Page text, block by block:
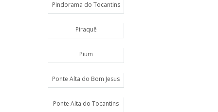
Pindorama do Tocantins
Piraquê
Pium
Ponte Alta do Bom Jesus
Ponte Alta do Tocantins